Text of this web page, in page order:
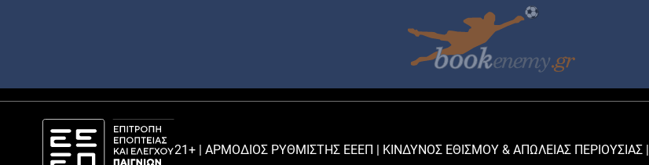
21+ | ΑΡΜΟΔΙΟΣ ΡΥΘΜΙΣΤΗΣ ΕΕΕΠ | ΚΙΝΔΥΝΟΣ ΕΘΙΣΜΟΥ & ΑΠΩΛΕΙΑΣ ΠΕΡΙΟΥΣΙΑΣ |